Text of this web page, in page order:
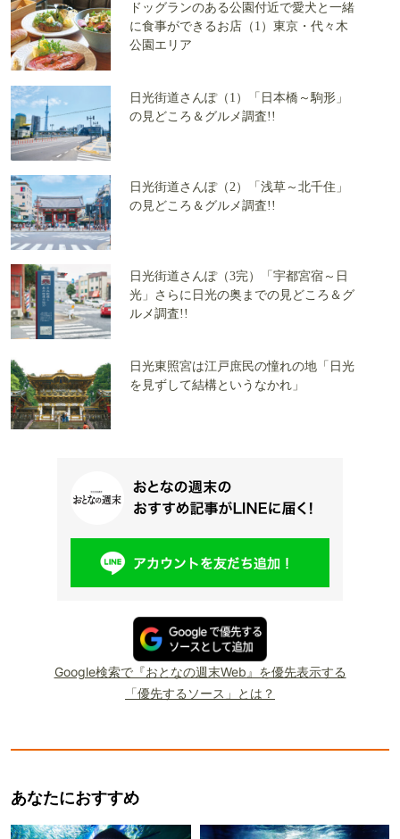
ドッグランのある公園付近で愛犬と一緒
に食事ができるお店（1）東京・代々木
公園エリア
日光街道さんぽ（1）「日本橋～駒形」
の見どころ＆グルメ調査!!
日光街道さんぽ（2）「浅草～北千住」
の見どころ＆グルメ調査!!
日光街道さんぽ（3完）「宇都宮宿～日
光」さらに日光の奥までの見どころ＆グ
ルメ調査!!
日光東照宮は江戸庶民の憧れの地「日光
を見ずして結構というなかれ」
Google検索で『おとなの週末Web』を優先表示する
「優先するソース」とは？
あなたにおすすめ